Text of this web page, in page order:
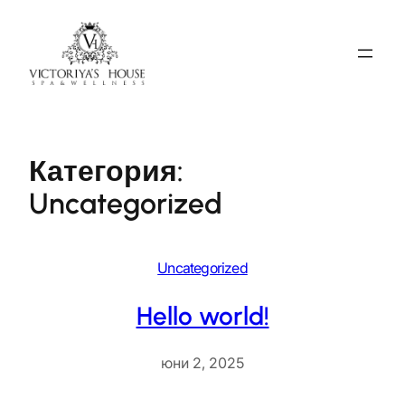
съдържанието
Категория:
Uncategorized
Uncategorized
Hello world!
юни 2, 2025